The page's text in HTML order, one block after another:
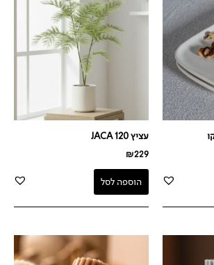
עציץ JACA 120
₪229
הוספה לסל